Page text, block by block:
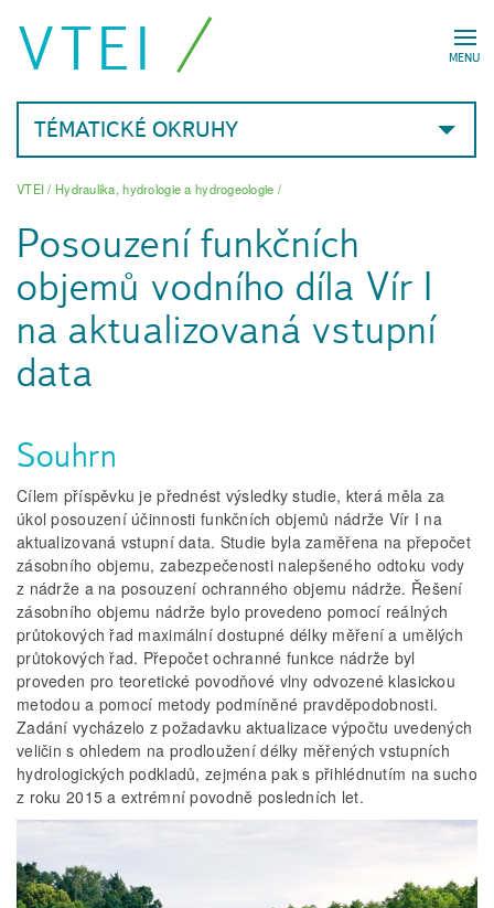
MENU
VTEI
TÉMATICKÉ OKRUHY
VTEI/ Hydraulika, hydrologie a hydrogeologie /
Posouzení funkčních
objemů vodního díla Vír I
na aktualizovaná vstupní
data
Souhrn
Cílem příspěvku je přednést výsledky studie, která měla za
úkol posouzení účinnosti funkčních objemů nádrže Vír I na
aktualizovaná vstupní data. Studie byla zaměřena na přepočet
zásobního objemu, zabezpečenosti nalepšeného odtoku vody
z nádrže a na posouzení ochranného objemu nádrže. Řešení
zásobního objemu nádrže bylo provedeno pomocí reálných
průtokových řad maximální dostupné délky měření a umělých
průtokových řad. Přepočet ochranné funkce nádrže byl
proveden pro teoretické povodňové vlny odvozené klasickou
metodou a pomocí metody podmíněné pravděpodobnosti.
Zadání vycházelo z požadavku aktualizace výpočtu uvedených
veličin s ohledem na prodloužení délky měřených vstupních
hydrologických podkladů, zejména pak s přihlédnutím na sucho
z roku 2015 a extrémní povodně posledních let.